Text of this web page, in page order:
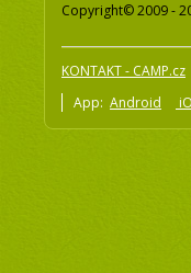
Copyright© 2009 -
KONTAKT - CAMP.cz
App: Android